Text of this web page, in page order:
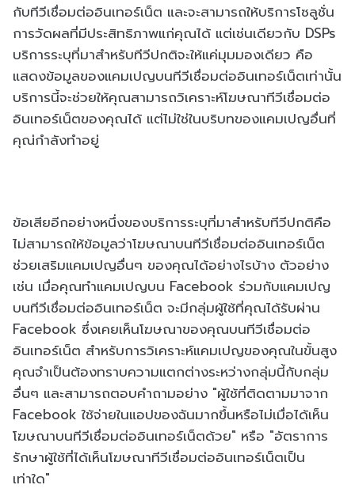
กับทีวีเชื่อมต่ออินเทอร์เน็ต และจะสามารถให้บริการโซลูชั่น
การวัดผลที่มีประสิทธิภาพแก่คุณได้ แต่เช่นเดียวกับ DSPs
บริการระบุที่มาสำหรับทีวีปกติจะให้แค่มุมมองเดียว คือ
แสดงข้อมูลของแคมเปญบนทีวีเชื่อมต่ออินเทอร์เน็ตเท่านั้น
บริการนี้จะช่วยให้คุณสามารถวิเคราะห์โฆษณาทีวีเชื่อมต่อ
อินเทอร์เน็ตของคุณได้ แต่ไม่ใช่ในบริบทของแคมเปญอื่นที่
คุณ่กำลังทำอยู่
ข้อเสียอีกอย่างหนึ่งของบริการระบุที่มาสำหรับทีวีปกติคือ
ไม่สามารถให้ข้อมูลว่าโฆษณาบนทีวีเชื่อมต่ออินเทอร์เน็ต
ช่วยเสริมแคมเปญอื่นๆ ของคุณได้อย่างไรบ้าง ตัวอย่าง
เช่น เมื่อคุณทำแคมเปญบน Facebook ร่วมกับแคมเปญ
บนทีวีเชื่อมต่ออินเทอร์เน็ต จะมีกลุ่มผู้ใช้ที่คุณได้รับผ่าน
Facebook ซึ่งเคยเห็นโฆษณาของคุณบนทีวีเชื่อมต่อ
อินเทอร์เน็ต สำหรับการวิเคราะห์แคมเปญของคุณในขั้นสูง
คุณจำเป็นต้องทราบความแตกต่างระหว่างกลุ่มนี้กับกลุ่ม
อื่นๆ และสามารถตอบคำถามอย่าง "ผู้ใช้ที่ติดตามมาจาก
Facebook ใช้จ่ายในแอปของฉันมากขึ้นหรือไม่เมื่อได้เห็น
โฆษณาบนทีวีเชื่อมต่ออินเทอร์เน็ตด้วย" หรือ "อัตราการ
รักษาผู้ใช้ที่ได้เห็นโฆษณาทีวีเชื่อมต่ออินเทอร์เน็ตเป็น
เท่าใด"